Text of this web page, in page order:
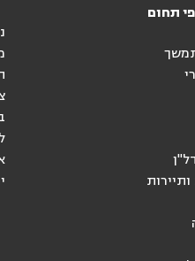
תחום
ותיירות